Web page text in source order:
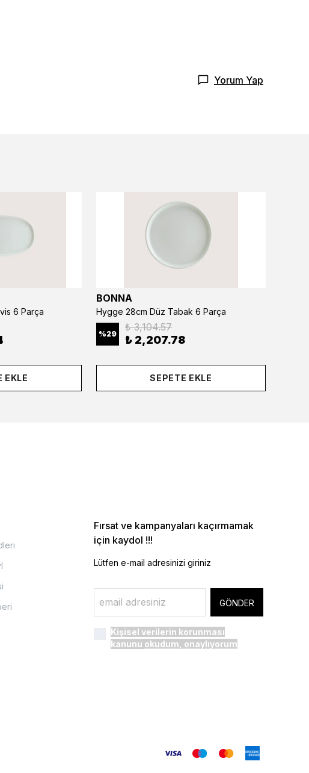
Yorum Yap
6 Parça
EKLE
BONNA
Hygge 28cm Düz Tabak 6 Parça
%29
₺ 3,104.57
₺ 2,207.78
SEPETE EKLE
Fırsat ve kampanyaları kaçırmamak
için kaydol !!!
Lütfen e-mail adresinizi giriniz
GÖNDER
Kişisel verilerin korunması
kanunu okudum, onaylıyorum